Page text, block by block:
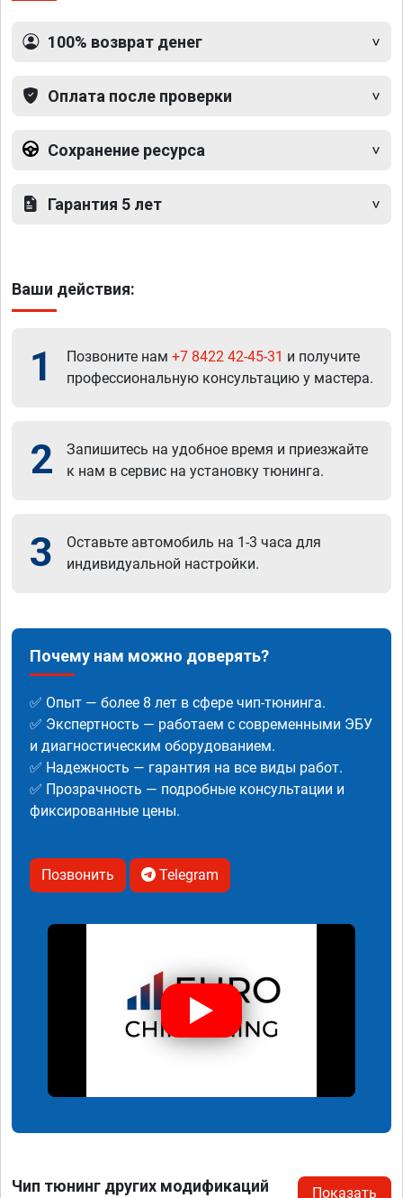
100% возврат денег
Оплата после проверки
Сохранение ресурса
Гарантия 5 лет
Ваши действия:
1 Позвоните нам +7 8422 42-45-31 и получите
профессиональную консультацию у мастера.
2
Запишитесь на удобное время и приезжайте
к нам в сервис на установку тюнинга.
3
Оставьте автомобиль на 1-3 часа для
индивидуальной настройки.
Почему нам можно доверять?
✅ Опыт — более 8 лет в сфере чип-тюнинга.
✅ Экспертность — работаем с современными ЭБУ
и диагностическим оборудованием.
✅ Надежность — гарантия на все виды работ.
✅ Прозрачность — подробные консультации и
фиксированные цены.
Позвонить Telegram
Чип тюнинг других модификаций
Показать